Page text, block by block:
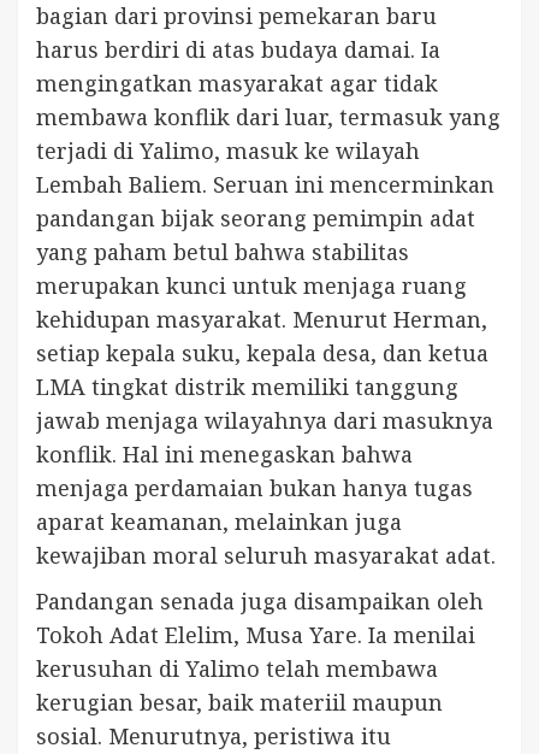
bagian dari provinsi pemekaran baru
harus berdiri di atas budaya damai. Ia
mengingatkan masyarakat agar tidak
membawa konflik dari luar, termasuk yang
terjadi di Yalimo, masuk ke wilayah
Lembah Baliem. Seruan ini mencerminkan
pandangan bijak seorang pemimpin adat
yang paham betul bahwa stabilitas
merupakan kunci untuk menjaga ruang
kehidupan masyarakat. Menurut Herman,
setiap kepala suku, kepala desa, dan ketua
LMA tingkat distrik memiliki tanggung
jawab menjaga wilayahnya dari masuknya
konflik. Hal ini menegaskan bahwa
menjaga perdamaian bukan hanya tugas
aparat keamanan, melainkan juga
kewajiban moral seluruh masyarakat adat.
Pandangan senada juga disampaikan oleh
Tokoh Adat Elelim, Musa Yare. Ia menilai
kerusuhan di Yalimo telah membawa
kerugian besar, baik materiil maupun
sosial. Menurutnya, peristiwa itu